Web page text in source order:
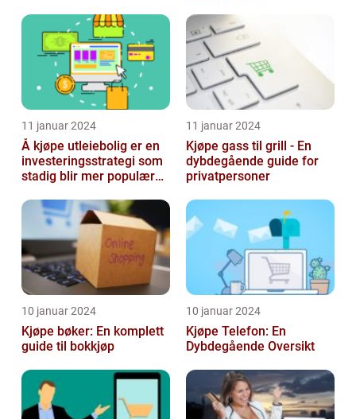
11 januar 2024
Å kjøpe utleiebolig er en
investeringsstrategi som
stadig blir mer populær
11 januar 2024
Kjøpe gass til grill - En
dybdegående guide for
privatpersoner
10 januar 2024
Kjøpe bøker: En komplett
guide til bokkjøp
10 januar 2024
Kjøpe Telefon: En
Dybdegående Oversikt